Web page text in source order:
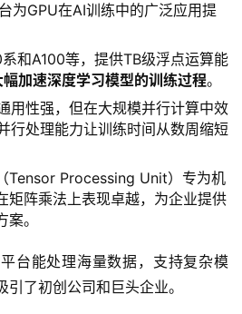
为GPU在AI训练中的广泛应用提
和A100等，提供TB级浮点运算能
幅加速深度学习模型的训练过程。
用性强，但在大规模并行计算中效
行处理能力让训练时间从数周缩短
Tensor Processing Unit）专为机
矩阵乘法上表现卓越，为企业提供
。
台能处理海量数据，支持复杂模
引了初创公司和巨头企业。